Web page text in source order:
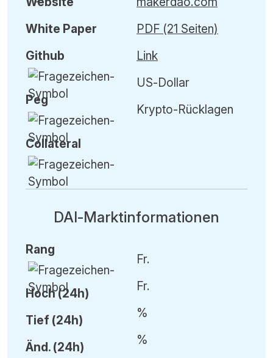
White Paper
Github
Peg
Collateral
PDF (21 Seiten)
Link
US-Dollar
Krypto-Rücklagen
DAI-Marktinformationen
Rang
Hoch (24h)
Tief (24h)
Änd. (24h)
Fr.
Fr.
%
%